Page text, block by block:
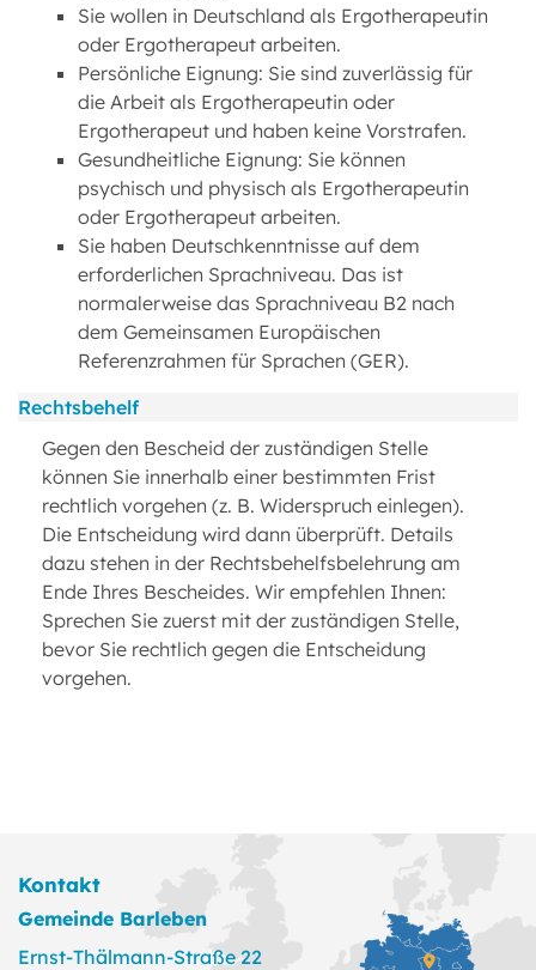
Sie wollen in Deutschland als Ergotherapeutin
oder Ergotherapeut arbeiten.
Persönliche Eignung: Sie sind zuverlässig für
die Arbeit als Ergotherapeutin oder
Ergotherapeut und haben keine Vorstrafen.
Gesundheitliche Eignung: Sie können
psychisch und physisch als Ergotherapeutin
oder Ergotherapeut arbeiten.
Sie haben Deutschkenntnisse auf dem
erforderlichen Sprachniveau. Das ist
normalerweise das Sprachniveau B2 nach
dem Gemeinsamen Europäischen
Referenzrahmen für Sprachen (GER).
Rechtsbehelf
Gegen den Bescheid der zuständigen Stelle
können Sie innerhalb einer bestimmten Frist
rechtlich vorgehen (z. B. Widerspruch einlegen).
Die Entscheidung wird dann überprüft. Details
dazu stehen in der Rechtsbehelfsbelehrung am
Ende Ihres Bescheides. Wir empfehlen Ihnen:
Sprechen Sie zuerst mit der zuständigen Stelle,
bevor Sie rechtlich gegen die Entscheidung
vorgehen.
Kontakt
Gemeinde Barleben
Ernst-Thälmann-Straße 22